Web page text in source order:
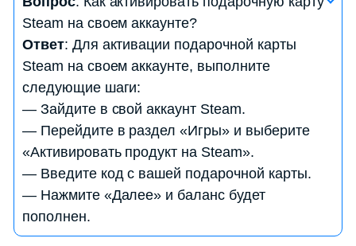
Steam на своем аккаунте?
Ответ: Для активации подарочной карты
Steam на своем аккаунте, выполните
следующие шаги:
— Зайдите в свой аккаунт Steam.
— Перейдите в раздел «Игры» и выберите
«Активировать продукт на Steam».
— Введите код с вашей подарочной карты.
— Нажмите «Далее» и баланс будет
пополнен.